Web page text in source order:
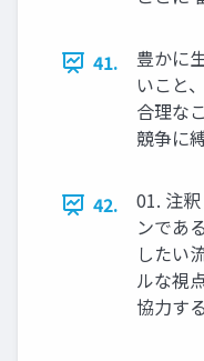
41.
豊かに
いこと
合理な
競争に
42.
01. 注
ンであ
したい
ルな視
協力す